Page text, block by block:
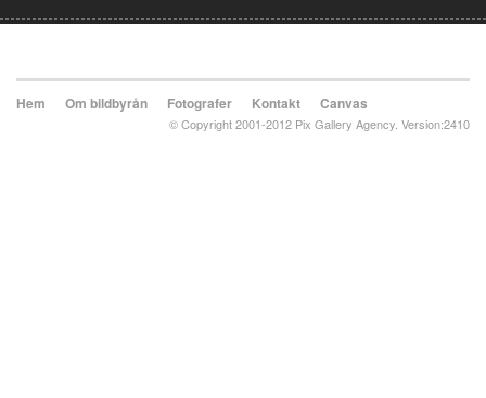
Hem Om bildbyrån Fotografer Kontakt Canvas
© Copyright 2001-2012 Pix Gallery Agency. Version:2410